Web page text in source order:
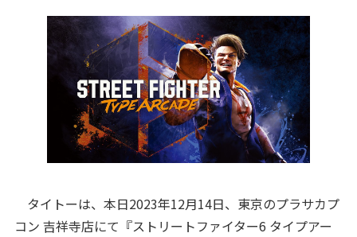
タイトーは、本日2023年12月14日、東京のプラサカプ
コン 吉祥寺店にて『ストリートファイター6 タイプアー